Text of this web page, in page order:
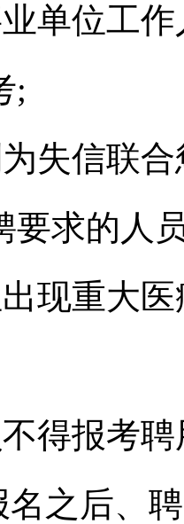
单位工
;
失信联
要求的人
现重大
得报考
名之后、